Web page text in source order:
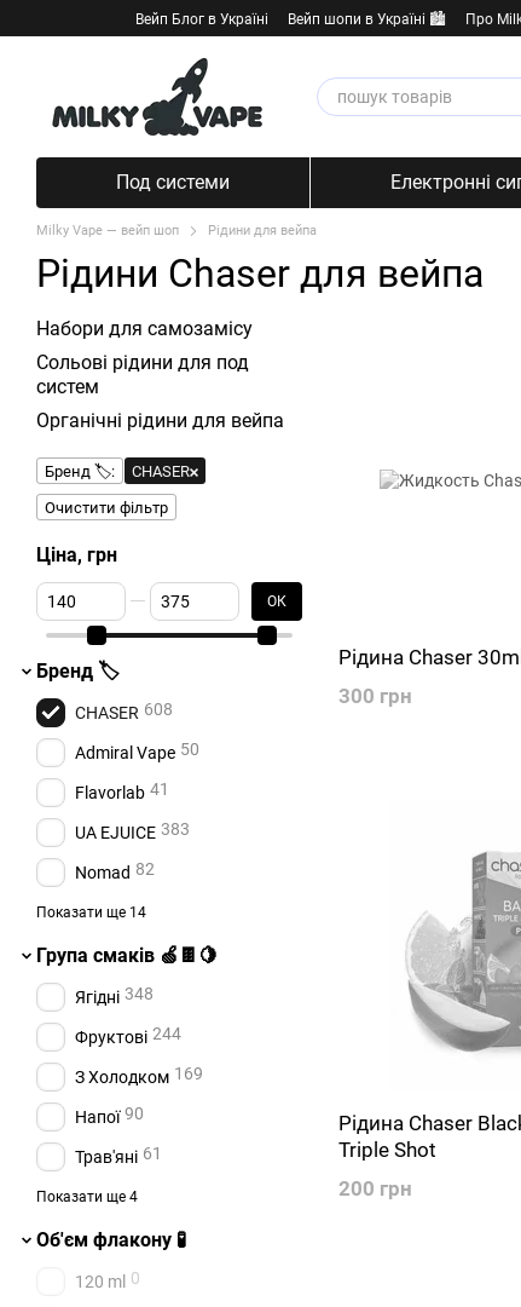
Перейти к основному контенту
Вейп Блог в Україні Вейп шопи в Україні 🏙️ Про
Под системи Електронні
Milky Vape — вейп шоп Рідини для вейпа
Рідини Chaser для вейпа
Рідина Chaser
300 грн
Рідина Chaser
Triple Shot
200 грн
Набори для самозамісу
Сольові рідини для под
систем
Органічні рідини для вейпа
Бренд 🏷️:
CHASER
Очистити фільтр
Ціна, грн
От Ціна, грн
До Ціна, грн ОК
Бренд 🏷️
CHASER 608
Admiral Vape 50
Flavorlab 41
UA EJUICE 383
Nomad 82
Hype 225
Punch 40
3GER 68
Alchemist Salt
Fluffy Puff 60
White Noise
Phantom 28
DSM MONEY
Octolab
Lucky 31
Показати ще 14
Група смаків 🍏🍫🍋
Ягідні 348
Фруктові 244
З Холодком 169
Напої 90
Трав'яні 61
Цукерки
Десертні 17
Тютюнові
Показати ще 4
Об'єм флакону 🧪
120 ml 0